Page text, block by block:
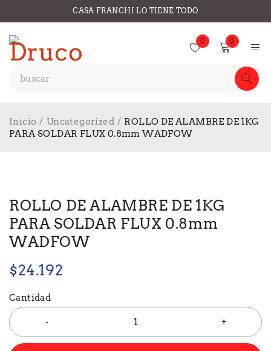
CASA FRANCHI LO TIENE TODO
0 0
Inicio / Uncategorized / ROLLO DE ALAMBRE DE 1KG
PARA SOLDAR FLUX 0.8mm WADFOW
ROLLO DE ALAMBRE DE 1KG
PARA SOLDAR FLUX 0.8mm
WADFOW
$24.192
Cantidad